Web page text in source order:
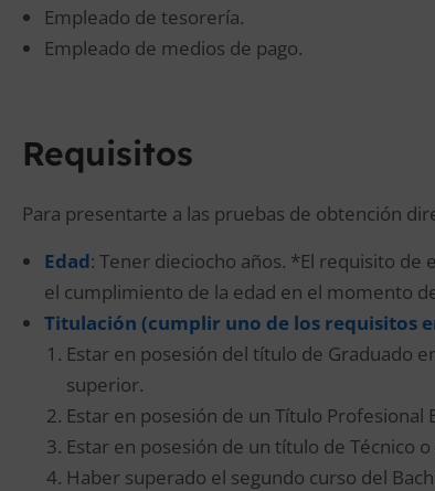
Empleado de tesorería.
Empleado de medios de pago.
Requisitos
Para presentarte a las pruebas de obtención
Edad: Tener dieciocho años. *El requisito
el cumplimiento de la edad en el momento
Titulación (cumplir uno de los requisitos
Estar en posesión del título de Graduado
superior.
Estar en posesión de un Título Profesional
Estar en posesión de un título de Técnico
Haber superado el segundo curso del